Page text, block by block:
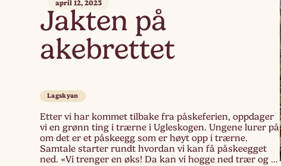
Jakten på
akebrettet
april 12, 2023
Lagskyan
Etter vi har kommet tilbake fra påskeferien, oppdager
vi en grønn ting i trærne i Ugleskogen. Ungene lurer på
om det er et påskeegg som er høyt opp i trærne.
Samtale starter rundt hvordan vi kan få påskeegget
ned. «Vi trenger en øks! Da kan vi hogge ned trær og ta